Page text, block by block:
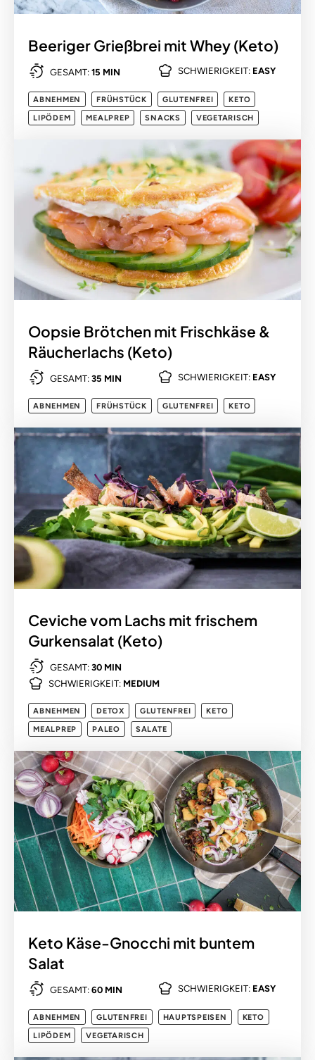
Beeriger Grießbrei mit Whey (Keto)
GESAMT: 15 MIN SCHWIERIGKEIT: EASY
ABNEHMEN FRÜHSTÜCK GLUTENFREI
KETO
LIPÖDEM
MEALPREP SNACKS VEGETARISCH
Oopsie Brötchen mit Frischkäse &
Räucherlachs (Keto)
GESAMT: 35 MIN SCHWIERIGKEIT: EASY
ABNEHMEN FRÜHSTÜCK GLUTENFREI KETO
Ceviche vom Lachs mit frischem
Gurkensalat (Keto)
GESAMT: 30 MIN
SCHWIERIGKEIT: MEDIUM
ABNEHMEN DETOX GLUTENFREI
KETO
MEALPREP
PALEO SALATE
Keto Käse-Gnocchi mit buntem
Salat
GESAMT: 60 MIN SCHWIERIGKEIT: EASY
ABNEHMEN GLUTENFREI HAUPTSPEISEN
KETO
LIPÖDEM
VEGETARISCH